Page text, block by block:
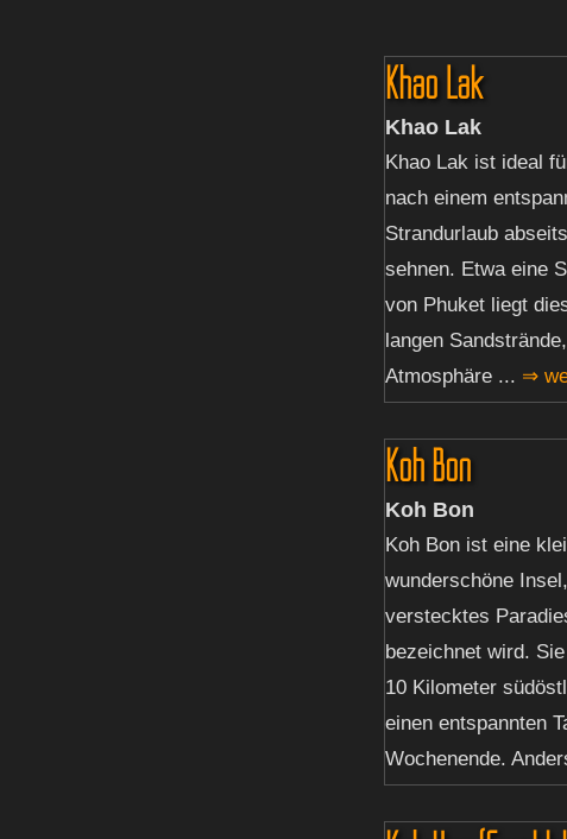
Khao Lak
Khao Lak
Khao Lak ist ideal
nach einem
Strandurlaub
sehnen. Etwa eine
von Phuket liegt
langen
Atmosphäre ... ⇒
Koh Bon
Koh Bon
Koh Bon ist eine
wunderschöne
verstecktes
bezeichnet wird.
10 Kilometer
einen entspannten
Wochenende.